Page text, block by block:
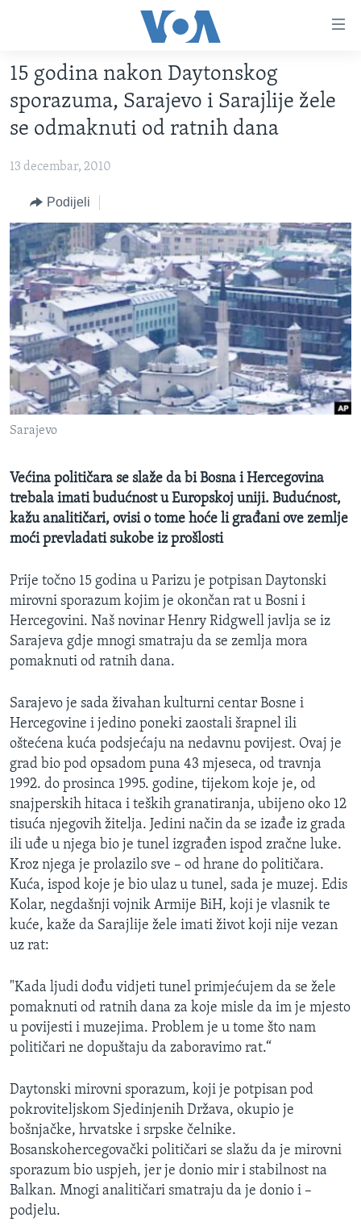
glavni
sadržaj
Pređi
na
glavnu
pretragu
TV PROGRAM
VIDEO
VIJESTI
SJEDINJENE AMERIČKE DRŽAVE
BOSNA I HERCEGOVINA
SVIJET
NAUKA I TEHNOLOGIJA
SPECIJALNI PROJEKTI
KORUPCIJA
SLOBODA MEDIJA
ŽENSKA STRANA
IZBJEGLIČKA STRANA
MAGAZIN
O GLASU AMERIKE
PRATITE NAS
15 godina nakon Daytonskog
sporazuma, Sarajevo i Sarajlije žele
se odmaknuti od ratnih dana
13 decembar, 2010
Podijeli
Sarajevo
Većina političara se slaže da bi Bosna i Hercegovina
trebala imati budućnost u Europskoj uniji. Budućnost,
kažu analitičari, ovisi o tome hoće li građani ove zemlje
moći prevladati sukobe iz prošlosti
Prije točno 15 godina u Parizu je potpisan Daytonski
mirovni sporazum kojim je okončan rat u Bosni i
Hercegovini. Naš novinar Henry Ridgwell javlja se iz
Sarajeva gdje mnogi smatraju da se zemlja mora
pomaknuti od ratnih dana.
Sarajevo je sada živahan kulturni centar Bosne i
Hercegovine i jedino poneki zaostali šrapnel ili
oštećena kuća podsjećaju na nedavnu povijest. Ovaj je
grad bio pod opsadom puna 43 mjeseca, od travnja
1992. do prosinca 1995. godine, tijekom koje je, od
snajperskih hitaca i teških granatiranja, ubijeno oko 12
tisuća njegovih žitelja. Jedini način da se izađe iz grada
ili uđe u njega bio je tunel izgrađen ispod zračne luke.
Kroz njega je prolazilo sve – od hrane do političara.
Kuća, ispod koje je bio ulaz u tunel, sada je muzej. Edis
Kolar, negdašnji vojnik Armije BiH, koji je vlasnik te
kuće, kaže da Sarajlije žele imati život koji nije vezan
uz rat:
"Kada ljudi dođu vidjeti tunel primjećujem da se žele
pomaknuti od ratnih dana za koje misle da im je mjesto
u povijesti i muzejima. Problem je u tome što nam
političari ne dopuštaju da zaboravimo rat.“
Daytonski mirovni sporazum, koji je potpisan pod
pokroviteljskom Sjedinjenih Država, okupio je
bošnjačke, hrvatske i srpske čelnike.
Bosanskohercegovački političari se slažu da je mirovni
sporazum bio uspjeh, jer je donio mir i stabilnost na
Balkan. Mnogi analitičari smatraju da je donio i –
podjelu.